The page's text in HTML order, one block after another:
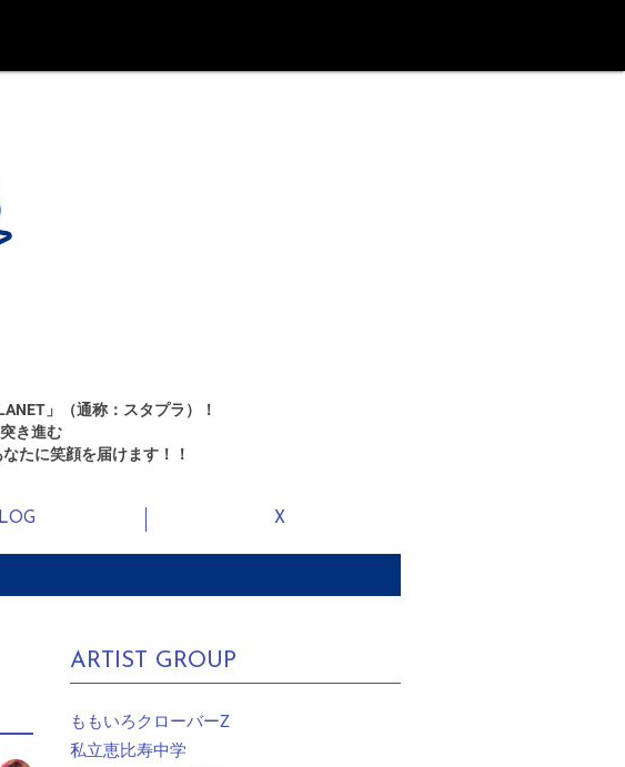
」（通称：スタプラ）！
き進む
たに笑顔を届けます！！
X
ARTIST GROUP
ももいろクローバーZ
私立恵比寿中学